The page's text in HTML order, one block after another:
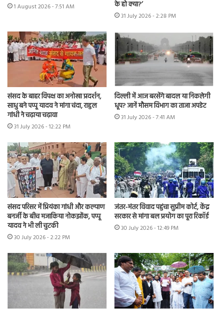
1 August 2026 - 7:51 AM
के हो क्या?’
31 July 2026 - 2:28 PM
संसद के बाहर विपक्ष का अनोखा प्रदर्शन,
साधु बने पप्पू यादव ने मांगा चंदा, राहुल
गांधी ने चढ़ाया चढ़ावा
31 July 2026 - 12:22 PM
दिल्ली में आज बरसेंगे बादल या निकलेगी
धूप? जानें मौसम विभाग का ताजा अपडेट
31 July 2026 - 7:41 AM
संसद परिसर में प्रियंका गांधी और कल्याण
बनर्जी के बीच मजाकिया नोकझोंक, पप्पू
यादव ने भी ली चुटकी
30 July 2026 - 2:22 PM
जंतर-मंतर विवाद पहुंचा सुप्रीम कोर्ट, केंद्र
सरकार से मांगा बल प्रयोग का पूरा रिकॉर्ड
30 July 2026 - 12:49 PM